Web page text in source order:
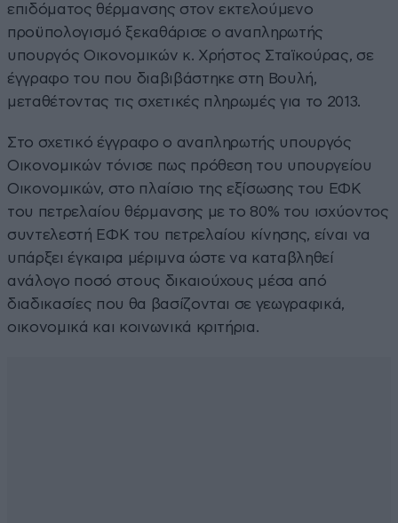
επιδόματος θέρμανσης στον εκτελούμενο
προϋπολογισμό ξεκαθάρισε ο αναπληρωτής
υπουργός Οικονομικών κ. Χρήστος Σταϊκούρας, σε
έγγραφο του που διαβιβάστηκε στη Βουλή,
μεταθέτοντας τις σχετικές πληρωμές για το 2013.
Στο σχετικό έγγραφο ο αναπληρωτής υπουργός
Οικονομικών τόνισε πως πρόθεση του υπουργείου
Οικονομικών, στο πλαίσιο της εξίσωσης του ΕΦΚ
του πετρελαίου θέρμανσης με το 80% του ισχύοντος
συντελεστή ΕΦΚ του πετρελαίου κίνησης, είναι να
υπάρξει έγκαιρα μέριμνα ώστε να καταβληθεί
ανάλογο ποσό στους δικαιούχους μέσα από
διαδικασίες που θα βασίζονται σε γεωγραφικά,
οικονομικά και κοινωνικά κριτήρια.